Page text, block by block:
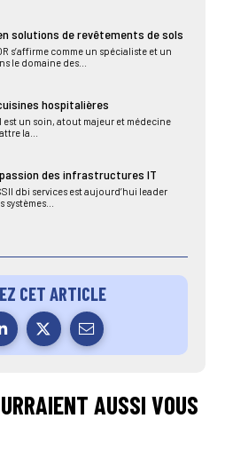
solutions de revêtements de sols
s’affirme comme un spécialiste et un
le domaine des...
hospitalières
est un soin, atout majeur et médecine
la...
des infrastructures IT
dbi services est aujourd’hui leader
CET ARTICLE
AUSSI VOUS